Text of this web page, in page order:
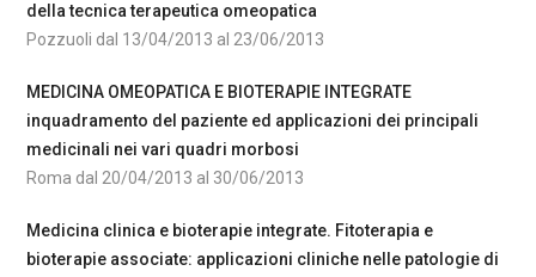
della tecnica terapeutica omeopatica
Pozzuoli dal 13/04/2013 al 23/06/2013
MEDICINA OMEOPATICA E BIOTERAPIE INTEGRATE
inquadramento del paziente ed applicazioni dei principali
medicinali nei vari quadri morbosi
Roma dal 20/04/2013 al 30/06/2013
Medicina clinica e bioterapie integrate. Fitoterapia e
bioterapie associate: applicazioni cliniche nelle patologie di